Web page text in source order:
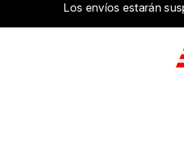
Los envíos estarán